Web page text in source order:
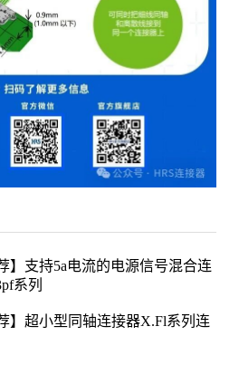
】支持5a电流的电源信号混合连
系列
】超小型同轴连接器x.fl系列连